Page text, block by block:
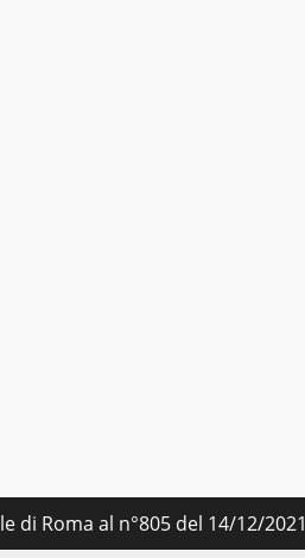
Roma al n°805 del 14/12/2021